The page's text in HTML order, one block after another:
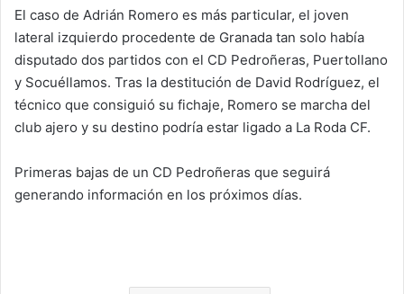
El caso de Adrián Romero es más particular, el joven
lateral izquierdo procedente de Granada tan solo había
disputado dos partidos con el CD Pedroñeras, Puertollano
y Socuéllamos. Tras la destitución de David Rodríguez, el
técnico que consiguió su fichaje, Romero se marcha del
club ajero y su destino podría estar ligado a La Roda CF.
Primeras bajas de un CD Pedroñeras que seguirá
generando información en los próximos días.